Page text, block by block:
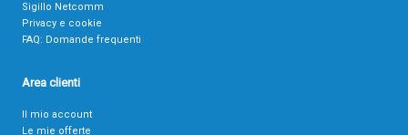
Sigillo Netcomm
Privacy e cookie
FAQ: Domande frequenti
Area clienti
Il mio account
Le mie offerte